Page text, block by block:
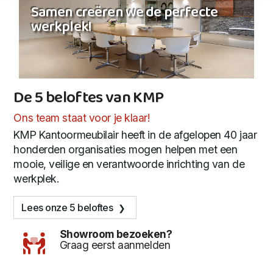
Samen creëren we de perfecte
werkplek!
De 5 beloftes van KMP
De 5 beloftes van KMP
Ons team staat voor je klaar!
KMP Kantoormeubilair heeft in de afgelopen 40 jaar
honderden organisaties mogen helpen met een
mooie, veilige en verantwoorde inrichting van de
werkplek.
Lees onze 5 beloftes
Showroom bezoeken?
Graag eerst aanmelden